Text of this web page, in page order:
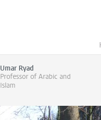
Umar Ryad
Professor of Arabic and
Islam